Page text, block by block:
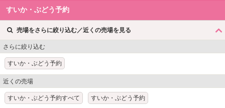
すいか・ぶどう予約
売場をさらに絞り込む／近くの売場を見る
さらに絞り込む
すいか・ぶどう予約
近くの売場
すいか・ぶどう予約すべて すいか・ぶどう予約